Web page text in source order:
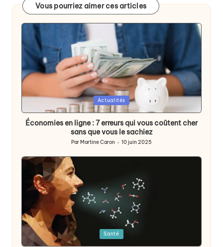
Vous pourriez aimer ces articles
Posted
Actualités
Économies en ligne : 7 erreurs qui vous coûtent cher
sans que vous le sachiez
Publié
par
Par Martine Caron 10 juin 2025
Posted
in
Santé